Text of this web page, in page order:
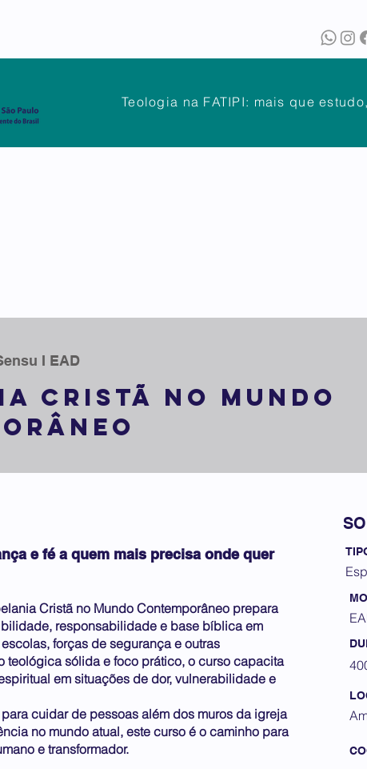
Teologia na FATIPI: mais que
e fé a quem mais precisa onde quer
Cristã no Mundo Contemporâneo prepara
responsabilidade e base bíblica em
forças de segurança e outras
teológica sólida e foco prático, o curso capacita
em situações de dor, vulnerabilidade e
cuidar de pessoas além dos muros da igreja
no mundo atual, este curso é o caminho para
e transformador.
I EAD
CRISTÃ NO MUNDO